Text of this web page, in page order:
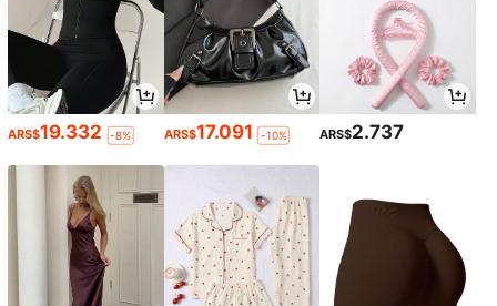
ARS$19.332 -8% ARS$17.091 -10% ARS$2.737